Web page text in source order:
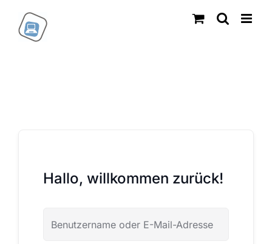
Inhalt
springen
Hallo, willkommen zurück!